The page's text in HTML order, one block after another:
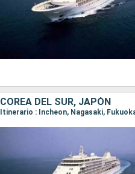
COREA DEL SUR, JAPÓN